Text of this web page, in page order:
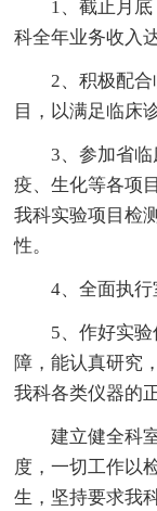
1、截止月底
科全年业务收入
2、积极配合
目，以满足临床
3、参加省临
疫、生化等各项
我科实验项目检
性。
4、全面执行室
5、作好实验
障，能认真研究
我科各类仪器的
建立健全科室
度，一切工作以
生，坚持要求我